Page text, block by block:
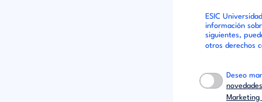
ESIC
información
siguientes,
otros derechos
Deseo
Marketing